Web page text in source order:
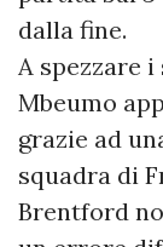
dalla fine.
A spezzare
Mbeumo
grazie ad
squadra di
Brentford